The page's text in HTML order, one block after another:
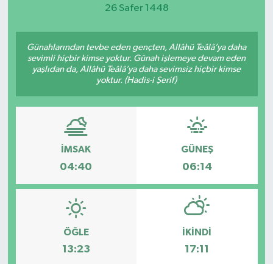
26 Safer 1448
Günahlarından tevbe eden gençten, Allâhü Teâlâ’ya daha
sevimli hiçbir kimse yoktur. Günah işlemeye devam eden
yaşlıdan da, Allâhü Teâlâ’ya daha sevimsiz hiçbir kimse
yoktur. (Hadis-i Şerif)
İMSAK
04:40
GÜNEŞ
06:14
ÖĞLE
13:23
İKINDI
17:11
Resmi İlanlar
Spor
Teknoloji
Tatil ve Seyahat
Çevre
Okul Gazetesi
Haber Arşivi